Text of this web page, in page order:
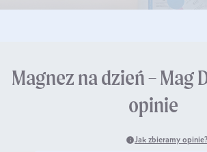
Magnez na dzień – Mag
opinie
Jak zbieramy opinie?